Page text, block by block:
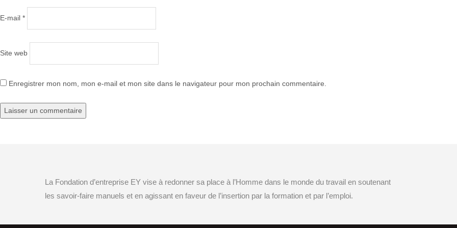
E-mail *
Site web
Enregistrer mon nom, mon e-mail et mon site dans le navigateur pour mon prochain commentaire.
l’articleLa Fondation d’entreprise EY vise à redonner sa place à l’Homme dans le monde du travail en soutenant
les savoir-faire manuels et en agissant en faveur de l’insertion par la formation et par l’emploi.